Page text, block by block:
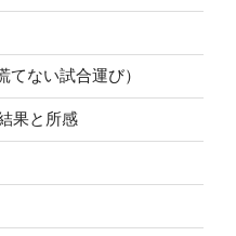
ない試合運び）
果と所感